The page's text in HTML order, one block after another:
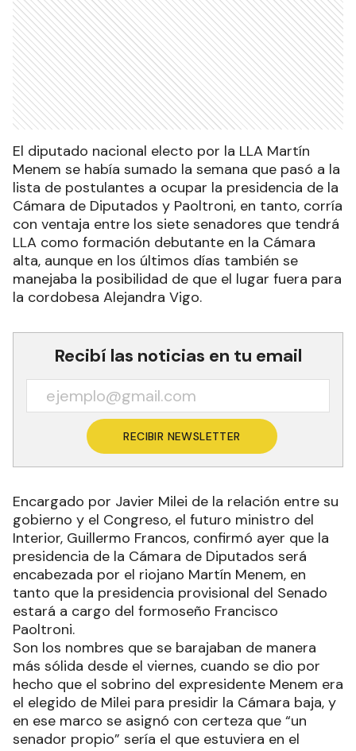
El diputado nacional electo por la LLA Martín
Menem se había sumado la semana que pasó a la
lista de postulantes a ocupar la presidencia de la
Cámara de Diputados y Paoltroni, en tanto, corría
con ventaja entre los siete senadores que tendrá
LLA como formación debutante en la Cámara
alta, aunque en los últimos días también se
manejaba la posibilidad de que el lugar fuera para
la cordobesa Alejandra Vigo.
Recibí las noticias en tu email
RECIBIR NEWSLETTER
Encargado por Javier Milei de la relación entre su
gobierno y el Congreso, el futuro ministro del
Interior, Guillermo Francos, confirmó ayer que la
presidencia de la Cámara de Diputados será
encabezada por el riojano Martín Menem, en
tanto que la presidencia provisional del Senado
estará a cargo del formoseño Francisco
Paoltroni.
Son los nombres que se barajaban de manera
más sólida desde el viernes, cuando se dio por
hecho que el sobrino del expresidente Menem era
el elegido de Milei para presidir la Cámara baja, y
en ese marco se asignó con certeza que “un
senador propio” sería el que estuviera en el